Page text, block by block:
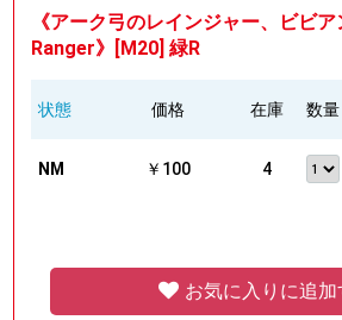
《アーク弓のレインジャー、ビビ
Ranger》[M20] 緑R
状態 価格 在庫 数量
NM ￥100 4
お気に入りに追加